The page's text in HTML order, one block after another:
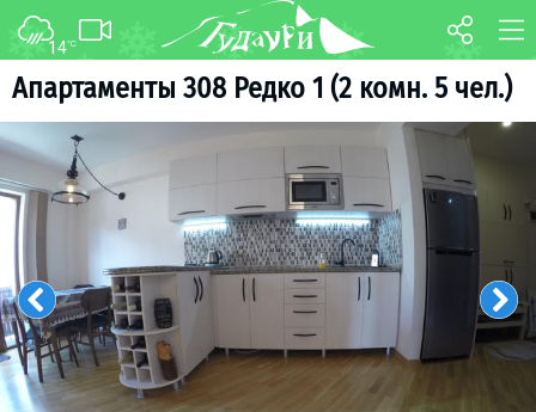
14°C
Апартаменты 308 Редко 1 (2 комн. 5 чел.)
ФОРУМ КАРТА
WEBCAM
ТРАНСФЕР
О курорте
Схема трасс
Ски-пасс
Инструкторы
Прокат
Ски-сервис
Дети в Гудаури
Развлечения